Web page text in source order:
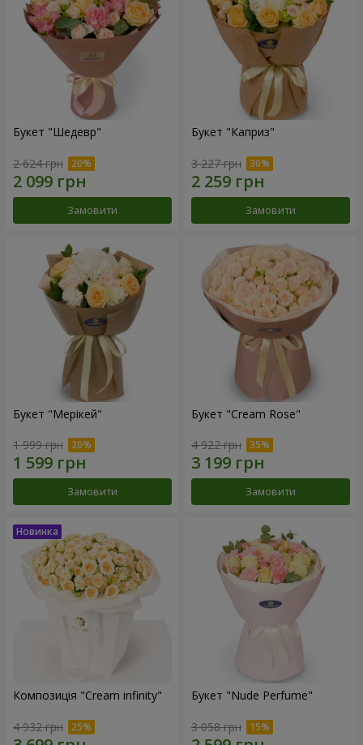
Букет "Шедевр"
2 624 грн
Замовити
Букет "Каприз"
3 227 грн
Замовити
Букет "Мерікей"
1 999 грн
Замовити
Букет "Cream Rose"
4 922 грн
Замовити
Композиція "Cream infinity"
4 932 грн
Букет "Nude Perfume"
3 058 грн